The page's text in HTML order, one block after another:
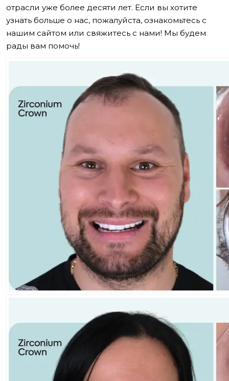
отрасли уже более десяти лет. Если вы хотите
узнать больше о нас, пожалуйста, ознакомьтесь с
нашим сайтом или свяжитесь с нами! Мы будем
рады вам помочь!